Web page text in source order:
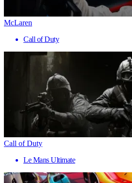
McLaren
Call of Duty
Call of Duty
Le Mans Ultimate